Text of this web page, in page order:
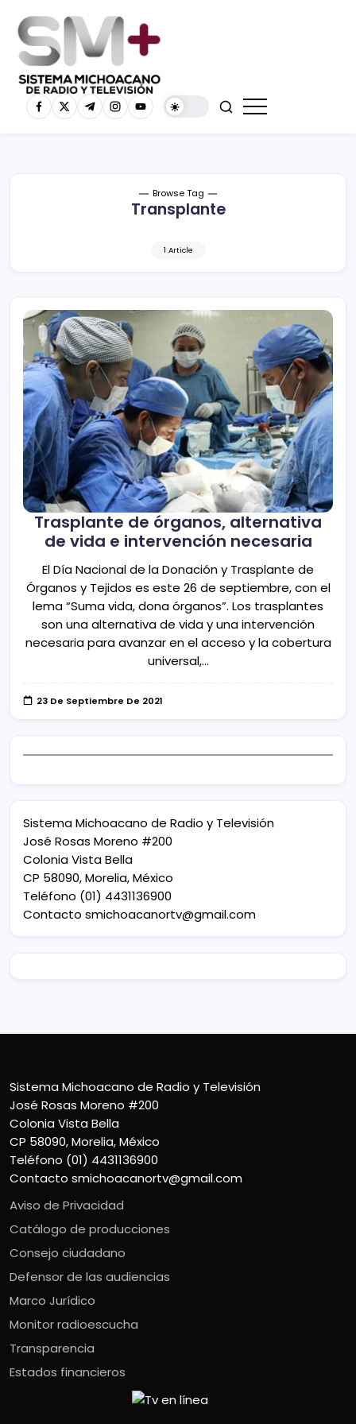
Browse Tag
Transplante
1 Article
Trasplante de órganos, alternativa
de vida e intervención necesaria
El Día Nacional de la Donación y Trasplante de
Órganos y Tejidos es este 26 de septiembre, con el
lema “Suma vida, dona órganos”. Los trasplantes
son una alternativa de vida y una intervención
necesaria para avanzar en el acceso y la cobertura
universal,…
23 De Septiembre De 2021
Sistema Michoacano de Radio y Televisión
José Rosas Moreno #200
Colonia Vista Bella
CP 58090, Morelia, México
Teléfono (01) 4431136900
Contacto smichoacanortv@gmail.com
Sistema Michoacano de Radio y Televisión
José Rosas Moreno #200
Colonia Vista Bella
CP 58090, Morelia, México
Teléfono (01) 4431136900
Contacto smichoacanortv@gmail.com
Aviso de Privacidad
Catálogo de producciones
Consejo ciudadano
Defensor de las audiencias
Marco Jurídico
Monitor radioescucha
Transparencia
Estados financieros